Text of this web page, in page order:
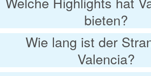
bieten?
Wie lang ist der
Valencia?